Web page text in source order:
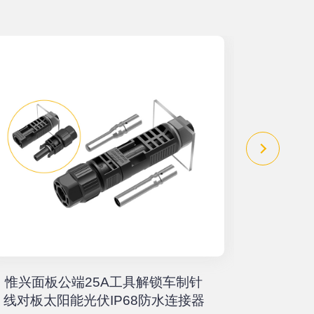
惟兴面板公端25A工具解锁车制针
线对板太阳能光伏IP68防水连接器